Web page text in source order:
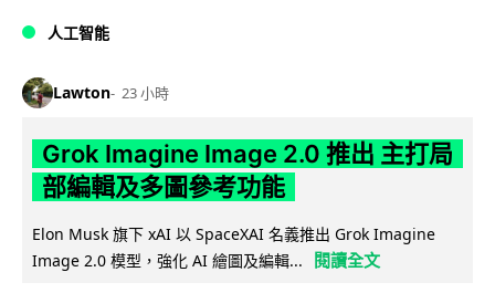
人工智能
Lawton 23 小時
Grok Imagine Image 2.0 推出 主打局
部編輯及多圖參考功能
Elon Musk 旗下 xAI 以 SpaceXAI 名義推出 Grok Imagine
Image 2.0 模型，強化 AI 繪圖及編輯...
閱讀全文